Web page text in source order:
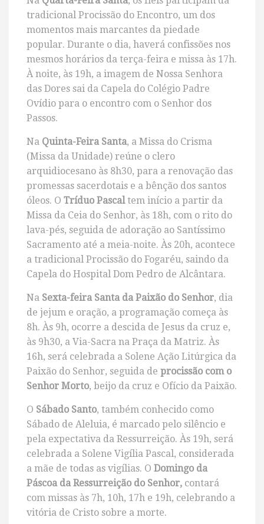
tradicional Procissão do Encontro, um dos
momentos mais marcantes da piedade
popular. Durante o dia, haverá confissões nos
mesmos horários da terça-feira e missa às 17h.
À noite, às 19h, a imagem de Nossa Senhora
das Dores sai da Capela do Colégio Padre
Ovídio para o encontro com o Senhor dos
Passos.
Na Quinta-Feira Santa, a Missa do Crisma
(Missa da Unidade) reúne o clero
arquidiocesano às 8h30, para a renovação das
promessas sacerdotais e a bênção dos santos
óleos. O Tríduo Pascaltem início a partir da
Missa da Ceia do Senhor, às 18h, com o rito do
lava-pés, seguida de adoração ao Santíssimo
Sacramento até a meia-noite. Às 20h, acontece
a tradicional Procissão do Fogaréu, saindo da
Capela do Hospital Dom Pedro de Alcântara.
Na Sexta-feira Santa da Paixão do Senhor, dia
de jejum e oração, a programação começa às
8h. Às 9h, ocorre a descida de Jesus da cruz e,
às 9h30, a Via-Sacra na Praça da Matriz. Às
16h, será celebrada a Solene Ação Litúrgica da
Paixão do Senhor, seguida de procissão com o
Senhor Morto, beijo da cruz e Ofício da Paixão.
O Sábado Santo, também conhecido como
Sábado de Aleluia, é marcado pelo silêncio e
pela expectativa da Ressurreição. Às 19h, será
celebrada a Solene Vigília Pascal, considerada
a mãe de todas as vigílias. O Domingo da
Páscoa da Ressurreição do Senhor, contará
com missas às 7h, 10h, 17h e 19h, celebrando a
vitória de Cristo sobre a morte.